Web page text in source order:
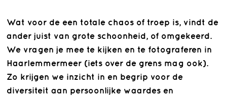
Wat voor de een totale chaos of troep is, vindt de
ander juist van grote schoonheid, of omgekeerd.
We vragen je mee te kijken en te fotograferen in
Haarlemmermeer (iets over de grens mag ook).
Zo krijgen we inzicht in en begrip voor de
diversiteit aan persoonlijke waardes en